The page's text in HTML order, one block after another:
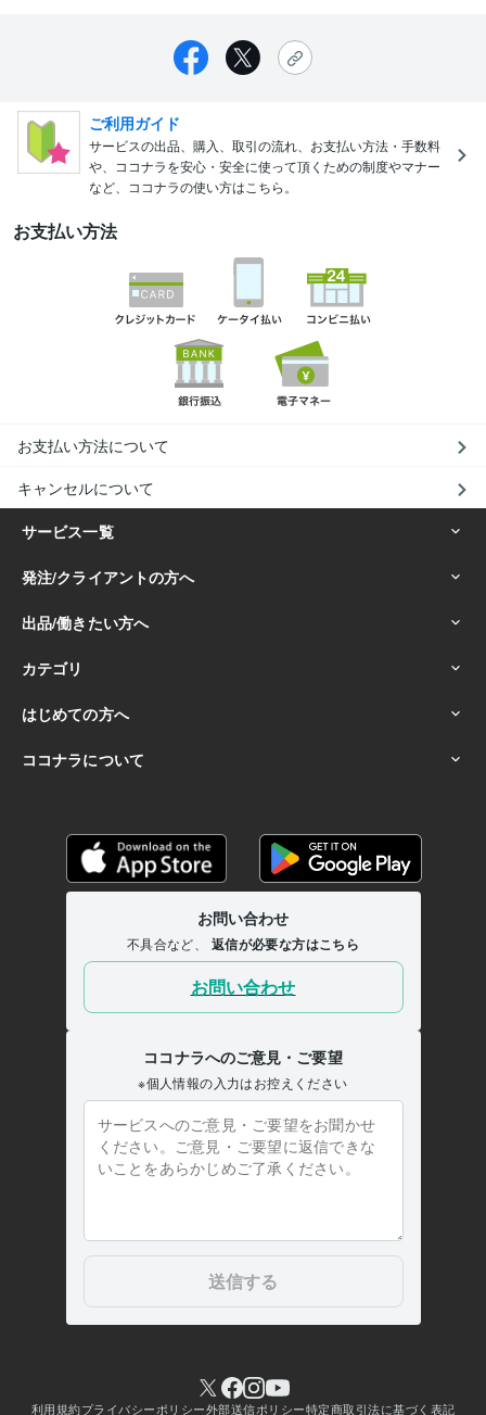
ご利用ガイド
サービスの出品、購入、取引の流れ、お支払い方法・手数料
や、ココナラを安心・安全に使って頂くための制度やマナー
など、ココナラの使い方はこちら。
お支払い方法
お支払い方法について
キャンセルについて